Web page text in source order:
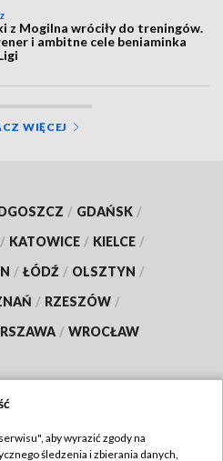
z Mogilna wróciły do treningów.
i ambitne cele beniaminka
WIĘCEJ
/ GDAŃSK /
/ KATOWICE / KIELCE /
/ ŁÓDŹ / OLSZTYN /
/ RZESZÓW /
/ WROCŁAW
aby wyrazić zgody na
śledzenia i zbierania danych,